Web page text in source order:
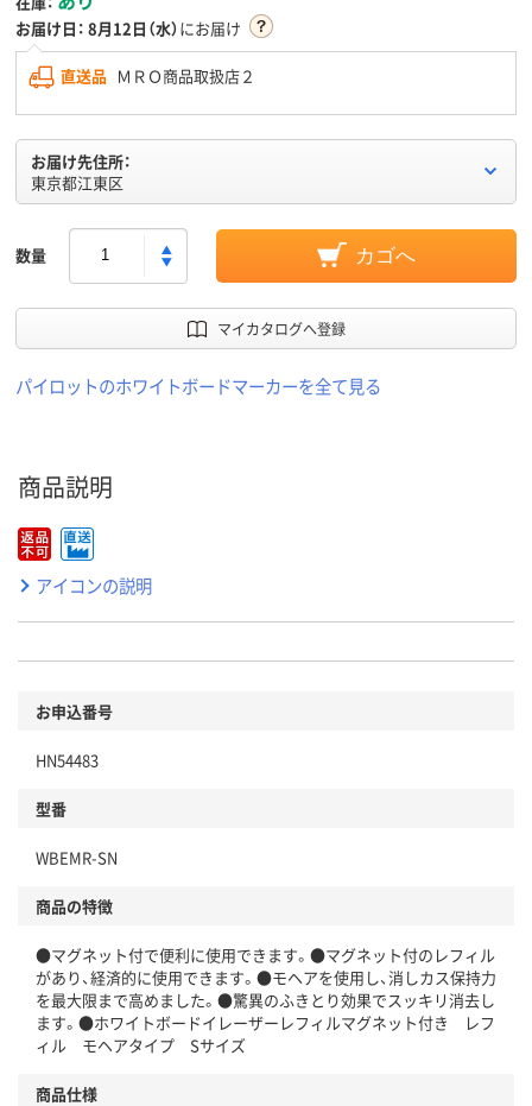
お届け日： 8月12日（水）にお届け
直送品 ＭＲＯ商品取扱店２
お届け先住所：
東京都江東区
数量 カゴへ
マイカタログへ登録
パイロットのホワイトボードマーカーを全て見る
商品説明
アイコンの説明
お申込番号
HN54483
型番
WBEMR-SN
商品の特徴
●マグネット付で便利に使用できます。●マグネット付のレフィル
があり、経済的に使用できます。●モヘアを使用し、消しカス保持力
を最大限まで高めました。●驚異のふきとり効果でスッキリ消去し
ます。●ホワイトボードイレーザーレフィルマグネット付き レフ
ィル モヘアタイプ Sサイズ
商品仕様